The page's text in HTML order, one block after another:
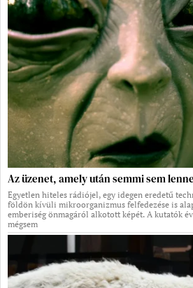
Az üzenet, amely után semmi sem
Egyetlen hiteles rádiójel, egy idegen eredetű
földön kívüli mikroorganizmus felfedezése is
emberiség önmagáról alkotott képét. A kutatók
mégsem